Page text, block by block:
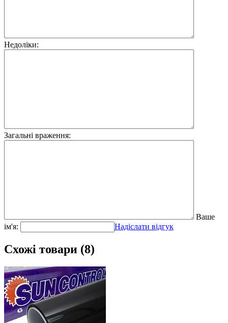
Недоліки:
Загальні враження:
Ваше
ім'я:
Надіслати відгук
Схожі товари (8)